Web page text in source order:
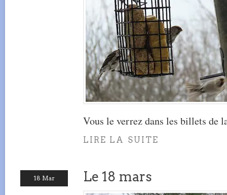
Vous le verrez dans les billets de
LIRE LA SUITE
18 Mar Le 18 mars